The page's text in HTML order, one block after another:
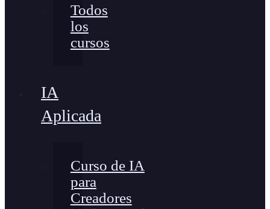
Todos
los
cursos
IA
Aplicada
Curso de IA
para
Creadores